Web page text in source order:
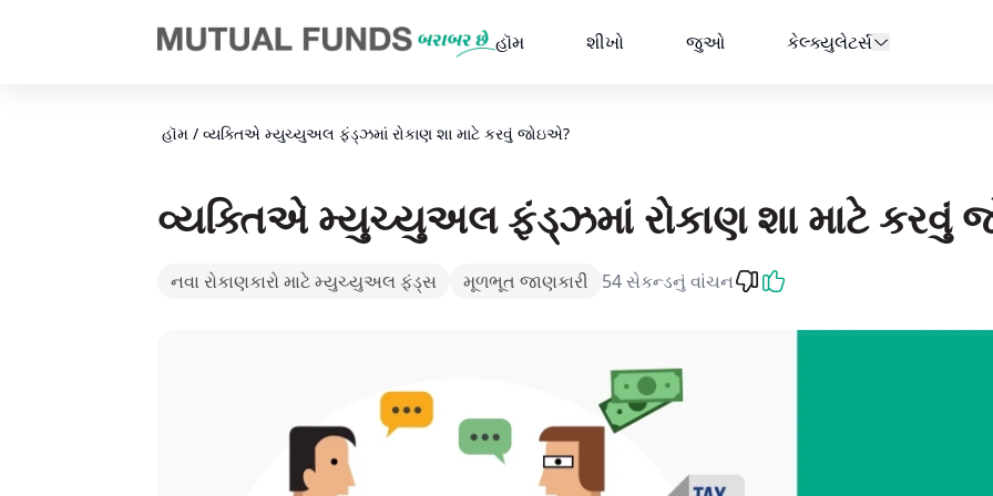
હૉમ
શીખો જુઓ કેલ્ક્યુલેટર્સ
હૉમ / વ્યક્તિએ મ્યુચ્યુઅલ ફંડ્ઝમાં રોકાણ શા માટે કરવું જોઇએ?
વ્યક્તિએ મ્યુચ્યુઅલ ફંડ્ઝમાં રોકાણ શા માટે કરવું
નવા રોકાણકારો માટે મ્યુચ્યુઅલ ફંડ્સ મૂળભૂત જાણકારી 54 સેકન્ડનું વાંચન